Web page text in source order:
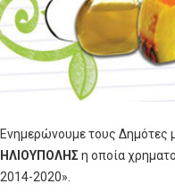
Ενημερώνουμε τους Δημότες
ΗΛΙΟΥΠΟΛΗΣ η οποία
2014-2020».